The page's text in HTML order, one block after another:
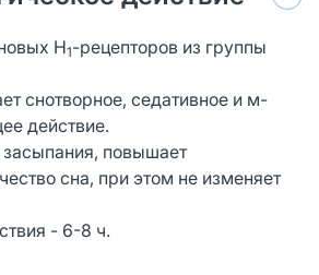
Н1-рецепторов из группы
снотворное, седативное и м-
действие.
повышает
сна, при этом не изменяет
- 6-8 ч.